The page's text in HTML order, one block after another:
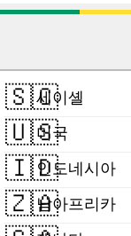
🇸🇨세이셸
🇺🇸
미국
🇮🇩인도네시아
🇿🇦남아프리카